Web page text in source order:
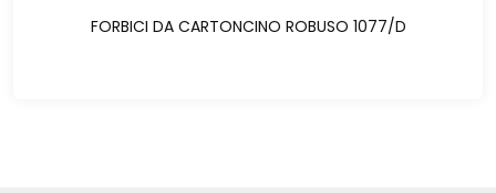
FORBICI DA CARTONCINO ROBUSO 1077/D